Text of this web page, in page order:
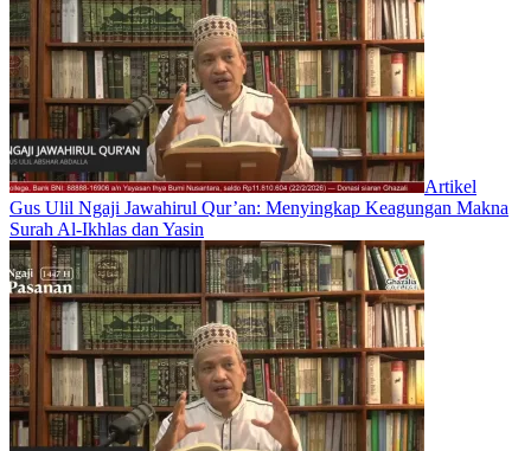
Artikel
Gus Ulil Ngaji Jawahirul Qur’an: Menyingkap Keagungan Makna
Surah Al-Ikhlas dan Yasin